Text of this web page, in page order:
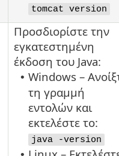
tomcat version
Προσδιορίστε την
εγκατεστημένη
έκδοση του Java:
• Windows –
τη γραμμή
εντολών και
εκτελέστε το:
java -version